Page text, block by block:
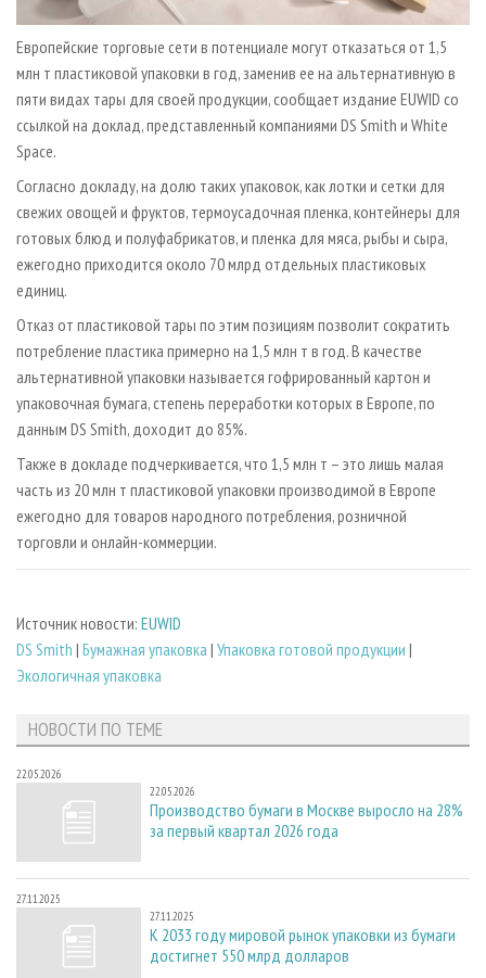
Европейские торговые сети в потенциале могут отказаться от 1,5
млн т пластиковой упаковки в год, заменив ее на альтернативную в
пяти видах тары для своей продукции, сообщает издание EUWID со
ссылкой на доклад, представленный компаниями DS Smith и White
Space.
Согласно докладу, на долю таких упаковок, как лотки и сетки для
свежих овощей и фруктов, термоусадочная пленка, контейнеры для
готовых блюд и полуфабрикатов, и пленка для мяса, рыбы и сыра,
ежегодно приходится около 70 млрд отдельных пластиковых
единиц.
Отказ от пластиковой тары по этим позициям позволит сократить
потребление пластика примерно на 1,5 млн т в год. В качестве
альтернативной упаковки называется гофрированный картон и
упаковочная бумага, степень переработки которых в Европе, по
данным DS Smith, доходит до 85%.
Также в докладе подчеркивается, что 1,5 млн т – это лишь малая
часть из 20 млн т пластиковой упаковки производимой в Европе
ежегодно для товаров народного потребления, розничной
торговли и онлайн-коммерции.
Источник новости: EUWID
DS Smith | Бумажная упаковка | Упаковка готовой продукции |
Экологичная упаковка
НОВОСТИ ПО ТЕМЕ
22.05.2026
22.05.2026
Производство бумаги в Москве выросло на 28%
за первый квартал 2026 года
27.11.2025
27.11.2025
К 2033 году мировой рынок упаковки из бумаги
достигнет 550 млрд долларов